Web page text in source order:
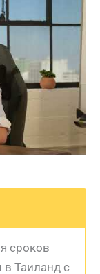
сроков
в Таиланд с